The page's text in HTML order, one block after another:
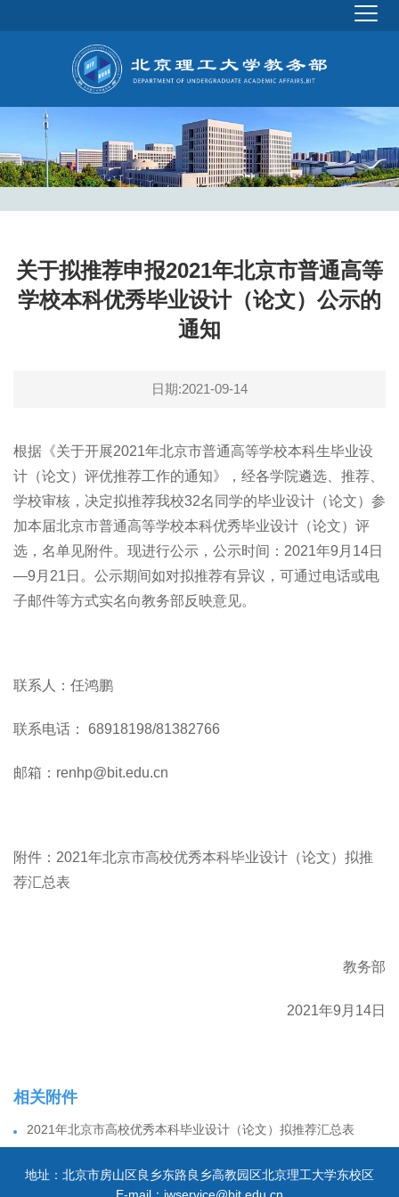
关于拟推荐申报2021年北京市普通高等
学校本科优秀毕业设计（论文）公示的
通知
日期:2021-09-14
根据《关于开展2021年北京市普通高等学校本科生毕业设
计（论文）评优推荐工作的通知》，经各学院遴选、推荐、
学校审核，决定拟推荐我校32名同学的毕业设计（论文）参
加本届北京市普通高等学校本科优秀毕业设计（论文）评
选，名单见附件。现进行公示，公示时间：2021年9月14日
—9月21日。公示期间如对拟推荐有异议，可通过电话或电
子邮件等方式实名向教务部反映意见。
联系人：任鸿鹏
联系电话： 68918198/81382766
邮箱：renhp@bit.edu.cn
附件：2021年北京市高校优秀本科毕业设计（论文）拟推
荐汇总表
教务部
2021年9月14日
相关附件
2021年北京市高校优秀本科毕业设计（论文）拟推荐汇总表
地址：北京市房山区良乡东路良乡高教园区北京理工大学东校区
E-mail：jwservice@bit.edu.cn